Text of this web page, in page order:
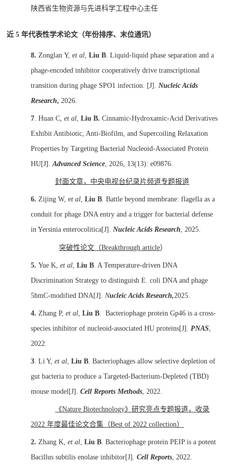
陕西省生物资源与先进科学工程中心主任
近 5年代表性学术论文（年份排序、末位通讯）
8. Zonglan Y, et al ,Liu B . Liquid-liquid phase separation and a
phage-encoded inhibitor cooperatively drive transcriptional
transition during phage SPO1 infection. [J]. Nucleic Acids
Research, 2026.
7 . Huan C,et al ,Liu B. Cinnamic-Hydroxamic-Acid Derivatives
Exhibit Antibiotic, Anti-Biofilm, and Supercoiling Relaxation
Properties by Targeting Bacterial Nucleoid-Associated Protein
HU[J].Advanced Science , 2026, 13(13): e09876.
封面文章，中央电视台纪录片频道专题报道
6. Zijing W, et al ,Liu B . Battle beyond membrane: flagella as a
conduit for phage DNA entry and a trigger for bacterial defense
in Yersinia enterocolitica[J]. Nucleic Acids Research , 2025.
突破性论文（Breakthrough article）
5.Yue K,et al ,Liu B . A Temperature-driven DNA
Discrimination Strategy to distinguish E. coli DNA and phage
5hmC-modified DNA[J]. Nucleic Acids Research,2025.
4. Zhang P,et al ,Liu B
Bacteriophage protein Gp46 is a cross-
species inhibitor of nucleoid-associated HU proteins[J]. PNAS
2022.
3 . Li Y,et al ,Liu B . Bacteriophages allow selective depletion of
gut bacteria to produce a Targeted-Bacterium-Depleted (TBD)
mouse model[J].Cell Reports Methods , 2022.
《Nature Biotechnology》研究亮点专题报道，收录
2022年度最佳论文合集（Best of 2022 collection）
2. Zhang K,et al ,Liu B . Bacteriophage protein PEIP is a potent
Bacillus subtilis enolase inhibitor[J].Cell Reports , 2022.